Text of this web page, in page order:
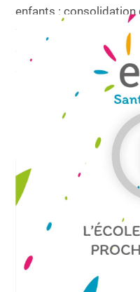
enfants :
fondamentaux,
clarification du projet
Découvrez pourquoi
un atout majeur pour